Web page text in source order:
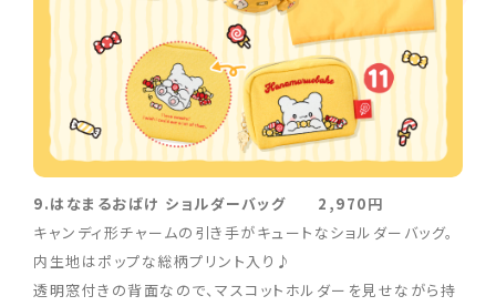
9.はなまるおばけ ショルダーバッグ 2,970円
キャンディ形チャームの引き手がキュートなショルダーバッグ。
内生地はポップな総柄プリント入り♪
透明窓付きの背面なので、マスコットホルダーを見せながら持